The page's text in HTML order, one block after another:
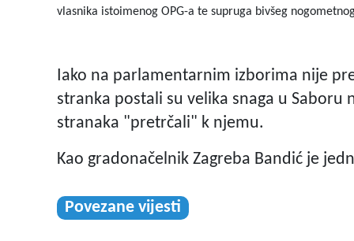
vlasnika istoimenog OPG-a te supruga bivšeg
Iako na parlamentarnim izborima nije
stranka postali su velika snaga u
stranaka "pretrčali" k njemu.
Kao gradonačelnik Zagreba Bandić je
Povezane vijesti